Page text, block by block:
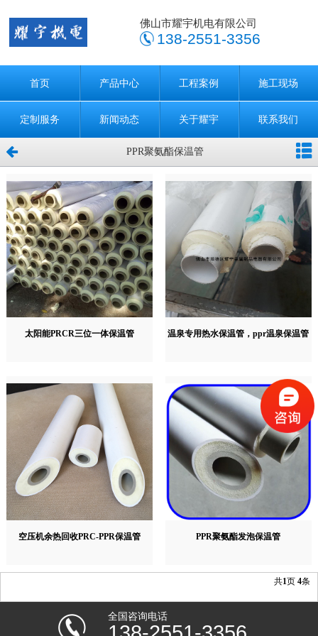
佛山市耀宇机电有限公司
138-2551-3356
首页 产品中心 工程案例 施工现场
定制服务 新闻动态 关于耀宇 联系我们
PPR聚氨酯保温管
太阳能PRCR三位一体保温管 温泉专用热水保温管，ppr温泉保温管
空压机余热回收PRC-PPR保温管 PPR聚氨酯发泡保温管
共1页 4条
全国咨询电话